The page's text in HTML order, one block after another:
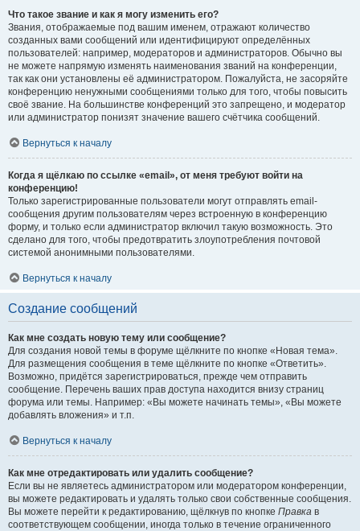
Что такое звание и как я могу изменить его?
Звания, отображаемые под вашим именем, отражают количество
созданных вами сообщений или идентифицируют определённых
пользователей: например, модераторов и администраторов. Обычно вы
не можете напрямую изменять наименования званий на конференции,
так как они установлены её администратором. Пожалуйста, не засоряйте
конференцию ненужными сообщениями только для того, чтобы повысить
своё звание. На большинстве конференций это запрещено, и модератор
или администратор понизят значение вашего счётчика сообщений.
Вернуться к началу
Когда я щёлкаю по ссылке «email», от меня требуют войти на
конференцию!
Только зарегистрированные пользователи могут отправлять email-
сообщения другим пользователям через встроенную в конференцию
форму, и только если администратор включил такую возможность. Это
сделано для того, чтобы предотвратить злоупотребления почтовой
системой анонимными пользователями.
Вернуться к началу
Создание сообщений
Как мне создать новую тему или сообщение?
Для создания новой темы в форуме щёлкните по кнопке «Новая тема».
Для размещения сообщения в теме щёлкните по кнопке «Ответить».
Возможно, придётся зарегистрироваться, прежде чем отправить
сообщение. Перечень ваших прав доступа находится внизу страниц
форума или темы. Например: «Вы можете начинать темы», «Вы можете
добавлять вложения» и т.п.
Вернуться к началу
Как мне отредактировать или удалить сообщение?
Если вы не являетесь администратором или модератором конференции,
вы можете редактировать и удалять только свои собственные сообщения.
Вы можете перейти к редактированию, щёлкнув по кнопке Правка в
соответствующем сообщении, иногда только в течение ограниченного